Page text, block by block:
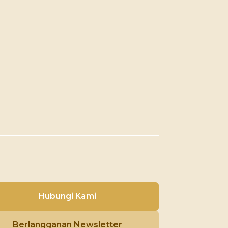
Hubungi Kami
Berlangganan Newsletter